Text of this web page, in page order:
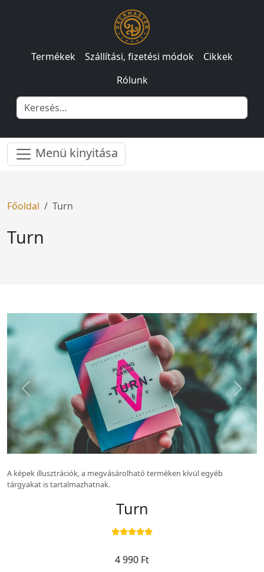
Termékek Szállítási, fizetési módok
Cikkek
Rólunk
Menü kinyitása
Főoldal Turn
Turn
Előző kép
A képek illusztrációk, a megvásárolható terméken kívül egyéb
tárgyakat is tartalmazhatnak.
Turn
4 990 Ft